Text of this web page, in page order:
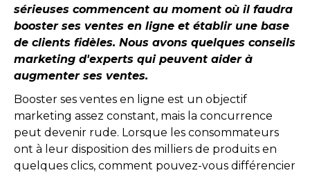
sérieuses commencent au moment où il faudra
booster ses ventes en ligne et établir une base
de clients fidèles. Nous avons quelques conseils
marketing d'experts qui peuvent aider à
augmenter ses ventes.
Booster ses ventes en ligne est un objectif
marketing assez constant, mais la concurrence
peut devenir rude. Lorsque les consommateurs
ont à leur disposition des milliers de produits en
quelques clics, comment pouvez-vous différencier